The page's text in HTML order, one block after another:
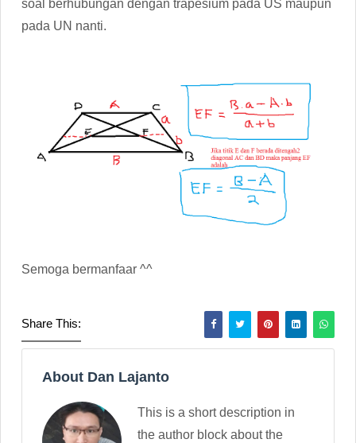
soal berhubungan dengan trapesium pada US maupun
pada UN nanti.
Semoga bermanfaar ^^
Share This:
About Dan Lajanto
This is a short description in
the author block about the